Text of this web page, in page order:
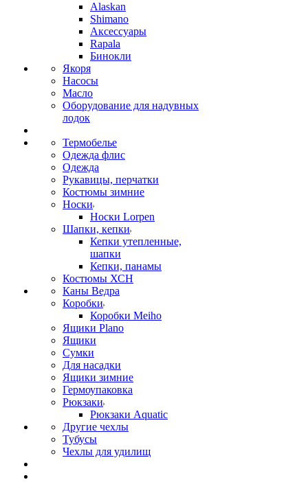
Alaskan
Shimano
Аксессуары
Rapala
Бинокли
Якоря
Насосы
Масло
Оборудование для надувных
лодок
Термобелье
Одежда флис
Одежда
Рукавицы, перчатки
Костюмы зимние
Носки
Носки Lorpen
Шапки, кепки
Кепки утепленные,
шапки
Кепки, панамы
Костюмы ХСН
Каны Ведра
Коробки
Коробки Meiho
Ящики Plano
Ящики
Сумки
Для насадки
Ящики зимние
Гермоупаковка
Рюкзаки
Рюкзаки Aquatic
Другие чехлы
Тубусы
Чехлы для удилищ